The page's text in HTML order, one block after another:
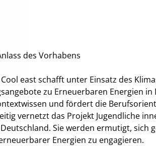
des Vorhabens
east schafft unter Einsatz des
zu Erneuerbaren Energien
und fördert die
vernetzt das Projekt Jugendliche
Sie werden ermutigt, sich
Energien zu engagieren.